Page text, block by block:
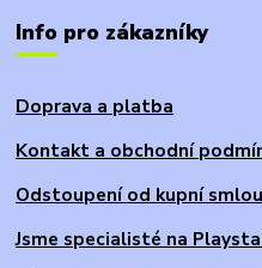
Info pro zákazníky
Doprava a platba
Kontakt a obchodní
Odstoupení od kupní
Jsme specialisté na